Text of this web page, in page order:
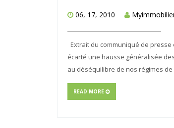
06, 17, 2010
Extrait du communiqué de presse
écarté une hausse généralisée
au déséquilibre de nos régimes
READ MORE